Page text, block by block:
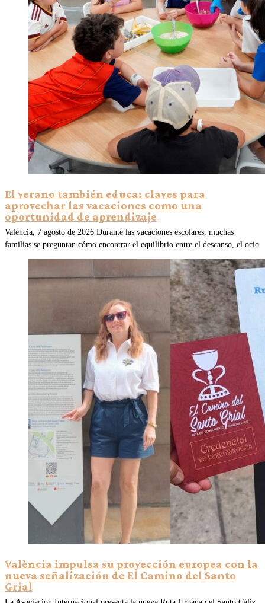
El verano también educa: claves para
aprovechar las vacaciones como una
oportunidad de aprendizaje
Valencia, 7 agosto de 2026 Durante las vacaciones escolares, muchas
familias se preguntan cómo encontrar el equilibrio entre el descanso, el ocio
València impulsa su proyección europea con la
nueva señalización de El Camino del Santo
Grial